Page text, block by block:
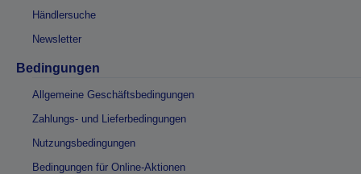
Händlersuche
Newsletter
Bedingungen
Allgemeine Geschäftsbedingungen
Zahlungs- und Lieferbedingungen
Nutzungsbedingungen
Bedingungen für Online-Aktionen